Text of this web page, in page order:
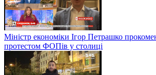
Міністр економіки Ігор Петрашко
протестом ФОПів у столиці